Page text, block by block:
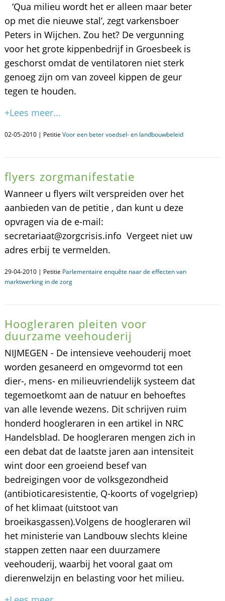
‘Qua milieu wordt het er alleen maar beter
op met die nieuwe stal’, zegt varkensboer
Peters in Wijchen. Zou het? De vergunning
voor het grote kippenbedrijf in Groesbeek is
geschorst omdat de ventilatoren niet sterk
genoeg zijn om van zoveel kippen de geur
tegen te houden.
+Lees meer...
02-05-2010 | Petitie Voor een beter voedsel- en landbouwbeleid
flyers zorgmanifestatie
Wanneer u flyers wilt verspreiden over het
aanbieden van de petitie , dan kunt u deze
opvragen via de e-mail:
secretariaat@zorgcrisis.info Vergeet niet uw
adres erbij te vermelden.
29-04-2010 | Petitie Parlementaire enquête naar de effecten van
marktwerking in de zorg
Hoogleraren pleiten voor
duurzame veehouderij
NIJMEGEN - De intensieve veehouderij moet
worden gesaneerd en omgevormd tot een
dier-, mens- en milieuvriendelijk systeem dat
tegemoetkomt aan de natuur en behoeftes
van alle levende wezens. Dit schrijven ruim
honderd hoogleraren in een artikel in NRC
Handelsblad. De hoogleraren mengen zich in
een debat dat de laatste jaren aan intensiteit
wint door een groeiend besef van
bedreigingen voor de volksgezondheid
(antibioticaresistentie, Q-koorts of vogelgriep)
of het klimaat (uitstoot van
broeikasgassen).Volgens de hoogleraren wil
het ministerie van Landbouw slechts kleine
stappen zetten naar een duurzamere
veehouderij, waarbij het vooral gaat om
dierenwelzijn en belasting voor het milieu.